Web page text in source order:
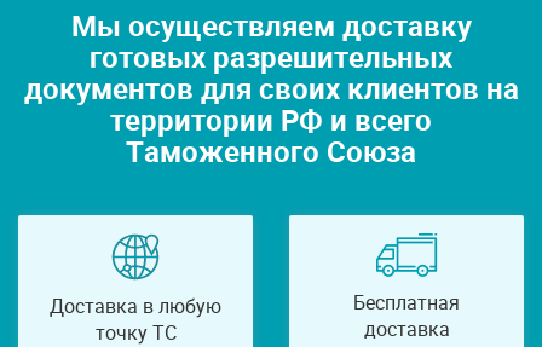
Мы осуществляем доставку
готовых разрешительных
документов для своих клиентов на
территории РФ и всего
Таможенного Союза
Доставка в любую
точку ТС
Бесплатная
доставка